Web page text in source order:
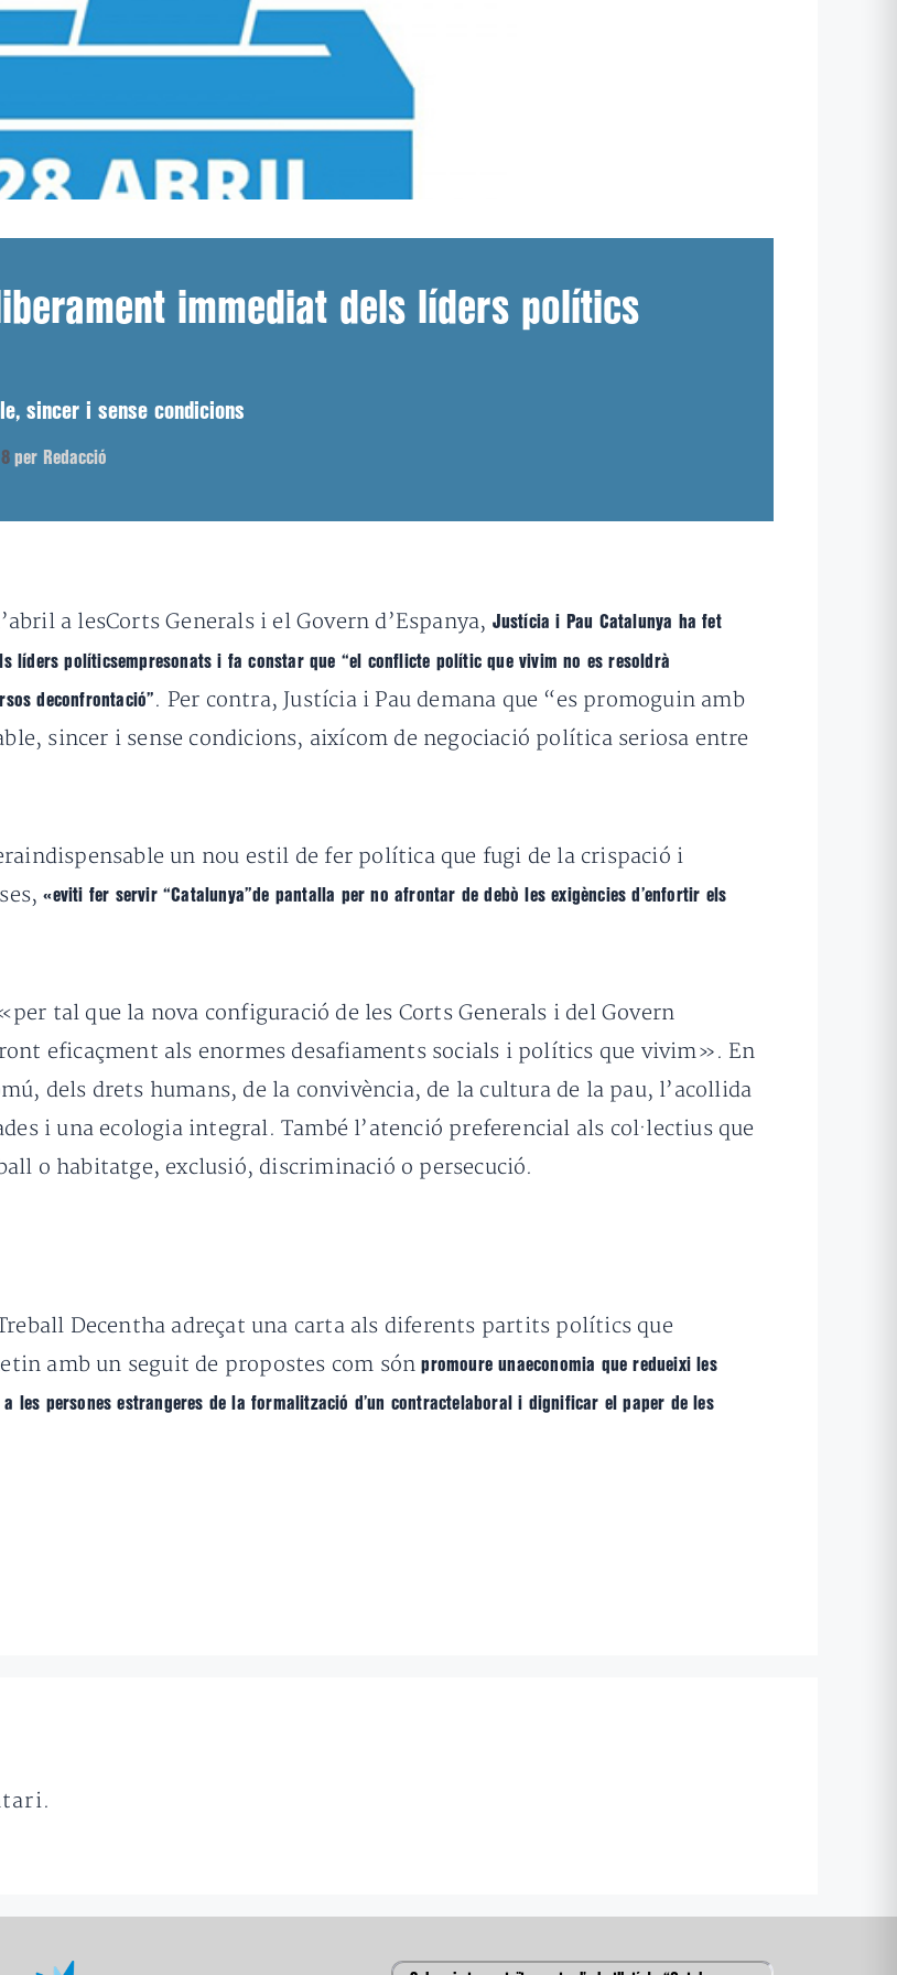
immediat dels líders polítics
sincer i sense condicions
per Redacció
a lesCorts Generals i el Govern d’Espanya, Justícia i Pau Catalunya ha fet
líders políticsempresonats i fa constar que “el conflicte polític que vivim no es resoldrà
deconfrontació” . Per contra, Justícia i Pau demana que “es promoguin amb
sincer i sense condicions, aixícom de negociació política seriosa entre
un nou estil de fer política que fugi de la crispació i
«eviti fer servir “Catalunya”de pantalla per no afrontar de debò les exigències d’enfortir els
tal que la nova configuració de les Corts Generals i del Govern
eficaçment als enormes desafiaments socials i polítics que vivim». En
dels drets humans, de la convivència, de la cultura de la pau, l’acollida
i una ecologia integral. També l’atenció preferencial als col·lectius que
o habitatge, exclusió, discriminació o persecució.
Decentha adreçat una carta als diferents partits polítics que
amb un seguit de propostes com sónpromoure unaeconomia que redueixi les
les persones estrangeres de la formalització d’un contractelaboral i dignificar el paper de les